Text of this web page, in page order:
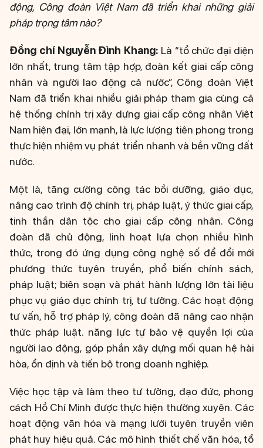
động, Công đoàn Việt Nam đã triển khai những giải
pháp trọng tâm nào?
Đồng chí Nguyễn Đình Khang: Là “tổ chức đại diện
lớn nhất, trung tâm tập hợp, đoàn kết giai cấp công
nhân và người lao động cả nước”, Công đoàn Việt
Nam đã triển khai nhiều giải pháp tham gia cùng cả
hệ thống chính trị xây dựng giai cấp công nhân Việt
Nam hiện đại, lớn mạnh, là lực lượng tiên phong trong
thực hiện nhiệm vụ phát triển nhanh và bền vững đất
nước.
Một là, tăng cường công tác bồi dưỡng, giáo dục,
nâng cao trình độ chính trị, pháp luật, ý thức giai cấp,
tinh thần dân tộc cho giai cấp công nhân. Công
đoàn đã chủ động, linh hoạt lựa chọn nhiều hình
thức, trong đó ứng dụng công nghệ số để đổi mới
phương thức tuyên truyền, phổ biến chính sách,
pháp luật; biên soạn và phát hành lượng lớn tài liệu
phục vụ giáo dục chính trị, tư tưởng. Các hoạt động
tư vấn, hỗ trợ pháp lý, công đoàn đã nâng cao nhận
thức pháp luật. năng lực tự bảo vệ quyền lợi của
người lao động, góp phần xây dựng mối quan hệ hài
hòa, ổn định và tiến bộ trong doanh nghiệp.
Việc học tập và làm theo tư tưởng, đạo đức, phong
cách Hồ Chí Minh được thực hiện thường xuyên. Các
hoạt động văn hóa và mạng lưới tuyên truyền viên
phát huy hiệu quả. Các mô hình thiết chế văn hóa, tổ